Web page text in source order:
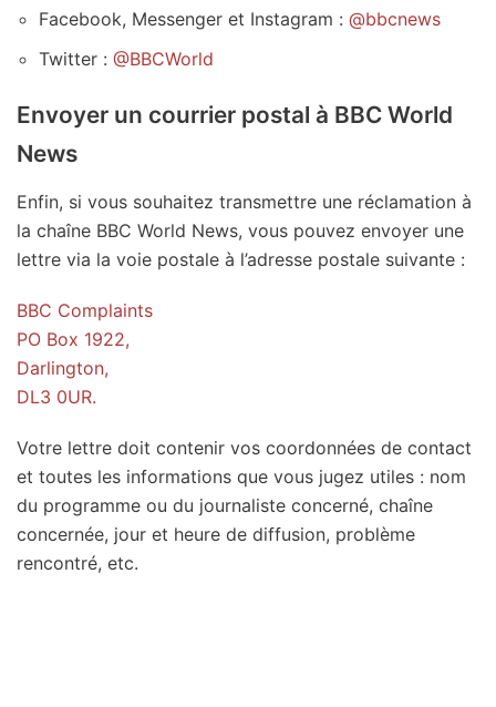
Facebook, Messenger et Instagram : @bbcnews
Twitter : @BBCWorld
Envoyer un courrier postal à BBC World
News
Enfin, si vous souhaitez transmettre une réclamation à
la chaîne BBC World News, vous pouvez envoyer une
lettre via la voie postale à l’adresse postale suivante :
BBC Complaints
PO Box 1922,
Darlington,
DL3 0UR.
Votre lettre doit contenir vos coordonnées de contact
et toutes les informations que vous jugez utiles : nom
du programme ou du journaliste concerné, chaîne
concernée, jour et heure de diffusion, problème
rencontré, etc.